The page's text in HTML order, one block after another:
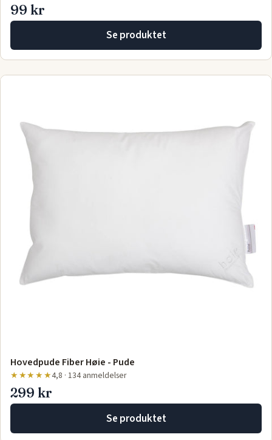
99 kr
Se produktet
Hovedpude Fiber Høie - Pude
★★★★★4,8 · 134 anmeldelser
299 kr
Se produktet